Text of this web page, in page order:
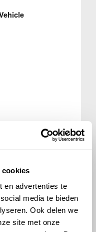
cookies
en advertenties te
media te bieden
Ook delen we
site met onze
Vehicle